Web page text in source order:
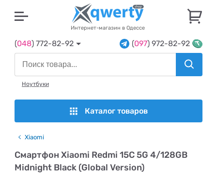
Интернет-магазин в Одессе
(048) 772-82-92 (097) 972-82-92
Ноутбуки
Каталог товаров
Xiaomi
Смартфон Xiaomi Redmi 15C 5G 4/128GB
Midnight Black (Global Version)